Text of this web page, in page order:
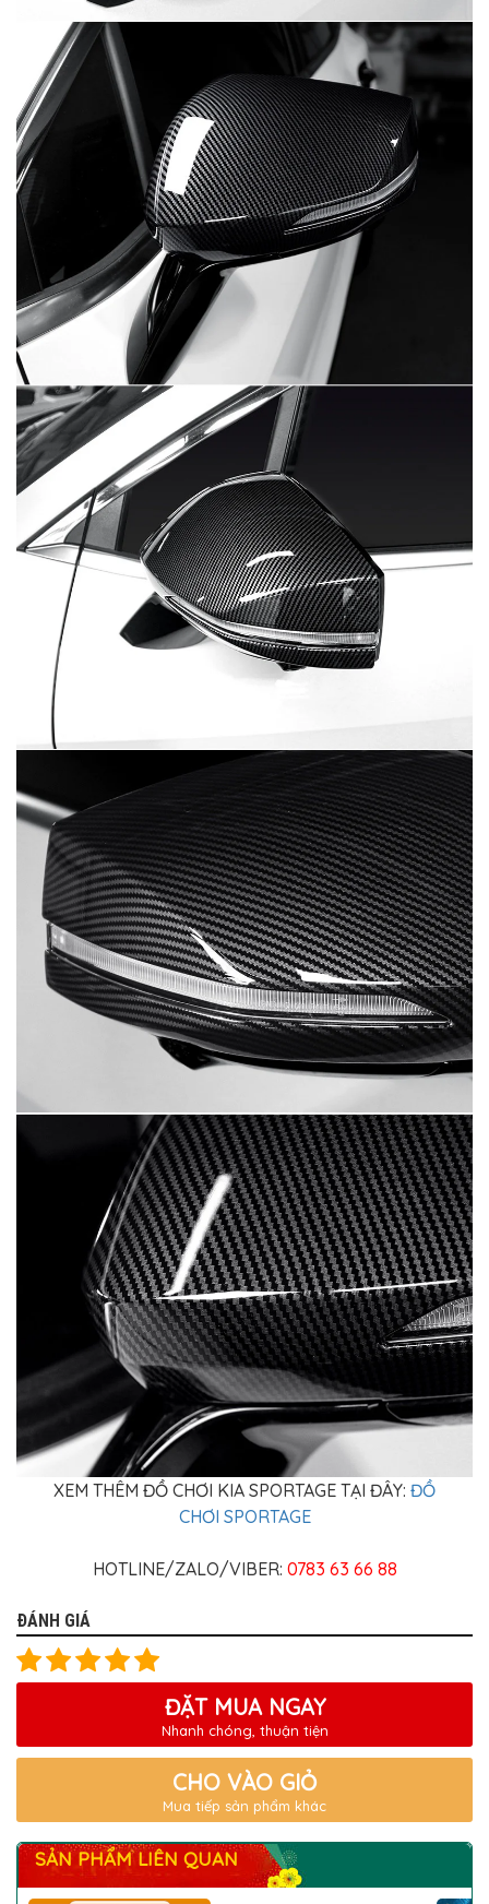
XEM THÊM ĐỒ CHƠI KIA SPORTAGE TẠI ĐÂY: ĐỒ
CHƠI SPORTAGE
HOTLINE/ZALO/VIBER: 0783 63 66 88
ĐÁNH GIÁ
ĐẶT MUA NGAY
Nhanh chóng, thuận tiện
CHO VÀO GIỎ
Mua tiếp sản phẩm khác
SẢN PHẨM LIÊN QUAN